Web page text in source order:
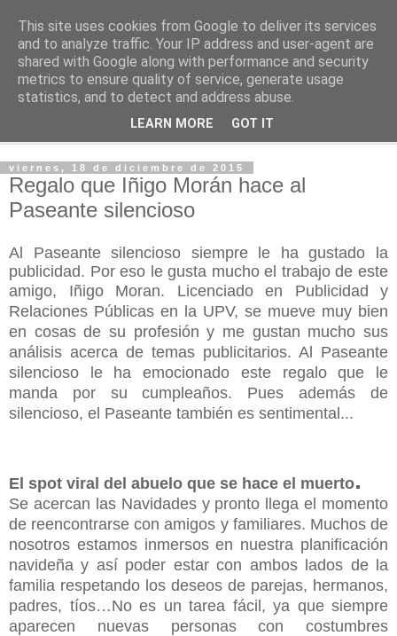
PASEANTE SILENCIOSO
Blog personal de Emilio Valadé del Río
viernes, 18 de diciembre de 2015
Regalo que Iñigo Morán hace al
Paseante silencioso
Al Paseante silencioso siempre le ha gustado la
publicidad. Por eso le gusta mucho el trabajo de este
amigo, Iñigo Moran. Licenciado en Publicidad y
Relaciones Públicas en la UPV, se mueve muy bien
en cosas de su profesión y me gustan mucho sus
análisis acerca de temas publicitarios. Al Paseante
silencioso le ha emocionado este regalo que le
manda por su cumpleaños. Pues además de
silencioso, el Paseante también es sentimental...
El spot viral del abuelo que se hace el muerto.
Se acercan las Navidades y pronto llega el momento
de reencontrarse con amigos y familiares. Muchos de
nosotros estamos inmersos en nuestra planificación
navideña y así poder estar con ambos lados de la
familia respetando los deseos de parejas, hermanos,
padres, tíos…No es un tarea fácil, ya que siempre
aparecen nuevas personas con costumbres
This site uses cookies from Google to deliver its services
and to analyze traffic. Your IP address and user-agent are
shared with Google along with performance and security
metrics to ensure quality of service, generate usage
statistics, and to detect and address abuse.
LEARN MORE GOT IT